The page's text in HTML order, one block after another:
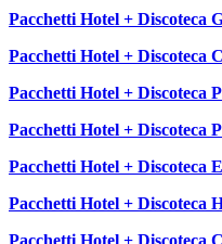
Pacchetti Hotel + Discoteca
Pacchetti Hotel + Discoteca
Pacchetti Hotel + Discoteca
Pacchetti Hotel + Discoteca
Pacchetti Hotel + Discoteca
Pacchetti Hotel + Discoteca
Pacchetti Hotel + Discoteca